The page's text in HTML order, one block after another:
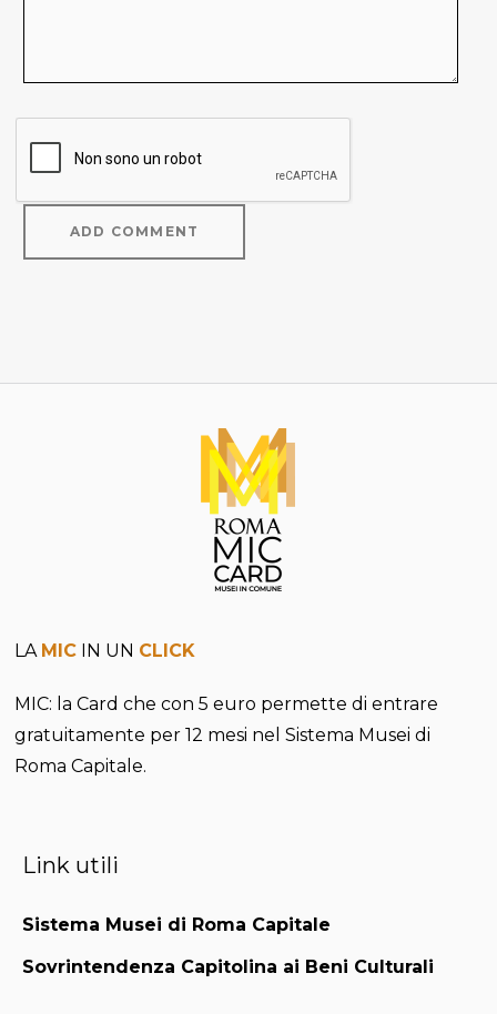
LA MICIN UN CLICK
MIC: la Card che con 5 euro permette di entrare
gratuitamente per 12 mesi nel Sistema Musei di
Roma Capitale.
Link utili
Sistema Musei di Roma Capitale
Sovrintendenza Capitolina ai Beni Culturali